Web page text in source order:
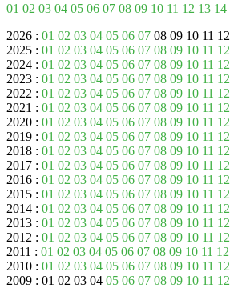
01 02 03 04 05 06 07 08 09 10 11 12 13 14
2026 : 01 02 03 04 05 06 07 08 09 10 11 12
2025 : 01 02 03 04 05 06 07 08 09 10 11 12
2024 : 01 02 03 04 05 06 07 08 09 10 11 12
2023 : 01 02 03 04 05 06 07 08 09 10 11 12
2022 : 01 02 03 04 05 06 07 08 09 10 11 12
2021 : 01 02 03 04 05 06 07 08 09 10 11 12
2020 : 01 02 03 04 05 06 07 08 09 10 11 12
2019 : 01 02 03 04 05 06 07 08 09 10 11 12
2018 : 01 02 03 04 05 06 07 08 09 10 11 12
2017 : 01 02 03 04 05 06 07 08 09 10 11 12
2016 : 01 02 03 04 05 06 07 08 09 10 11 12
2015 : 01 02 03 04 05 06 07 08 09 10 11 12
2014 : 01 02 03 04 05 06 07 08 09 10 11 12
2013 : 01 02 03 04 05 06 07 08 09 10 11 12
2012 : 01 02 03 04 05 06 07 08 09 10 11 12
2011 : 01 02 03 04 05 06 07 08 09 10 11 12
2010 : 01 02 03 04 05 06 07 08 09 10 11 12
2009 : 01 02 03 04 05 06 07 08 09 10 11 12